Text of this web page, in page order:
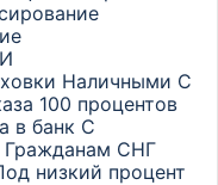
Наличными С
100 процентов
в банк С
Гражданам СНГ
низкий процент